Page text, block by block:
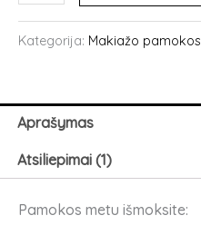
kiekis:
Makiažo
makiažas
2026"
Kategorija: Makiažo pamokos
Aprašymas
Atsiliepimai (1)
Pamokos metu išmoksite: